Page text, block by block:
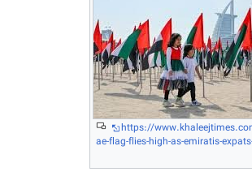
https://
ae-flag-flies-high-as-emiratis-